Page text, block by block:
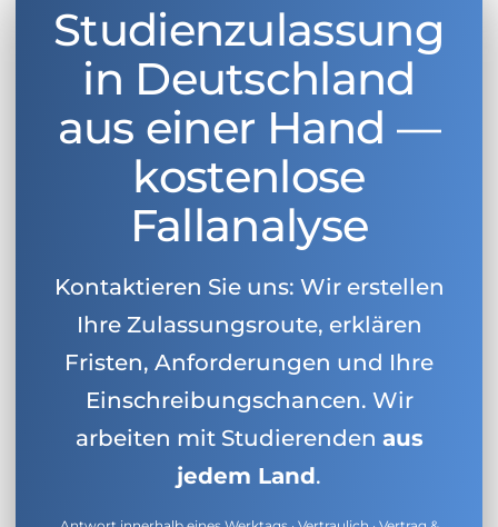
Studienzulassung
in Deutschland
aus einer Hand —
kostenlose
Fallanalyse
Kontaktieren Sie uns: Wir erstellen
Ihre Zulassungsroute, erklären
Fristen, Anforderungen und Ihre
Einschreibungschancen. Wir
arbeiten mit Studierenden aus
jedem Land.